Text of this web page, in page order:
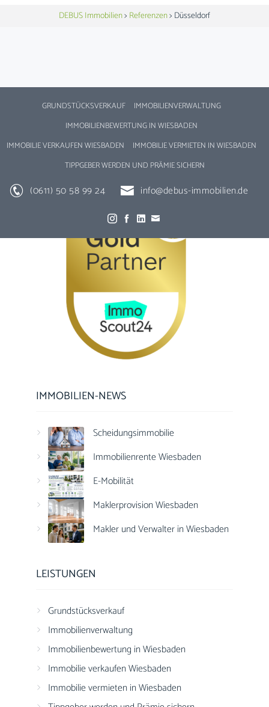
DEBUS Immobilien> Referenzen> Düsseldorf
GRUNDSTÜCKSVERKAUF
IMMOBILIENVERWALTUNG
IMMOBILIENBEWERTUNG IN WIESBADEN
IMMOBILIE VERKAUFEN WIESBADEN
IMMOBILIE VERMIETEN IN WIESBADEN
TIPPGEBER WERDEN UND PRÄMIE SICHERN
(0611) 50 58 99 24 info@debus-immobilien.de
IMMOBILIEN-NEWS
Scheidungsimmobilie
Immobilienrente Wiesbaden
E-Mobilität
Maklerprovision Wiesbaden
Makler und Verwalter in Wiesbaden
LEISTUNGEN
Grundstücksverkauf
Immobilienverwaltung
Immobilienbewertung in Wiesbaden
Immobilie verkaufen Wiesbaden
Immobilie vermieten in Wiesbaden